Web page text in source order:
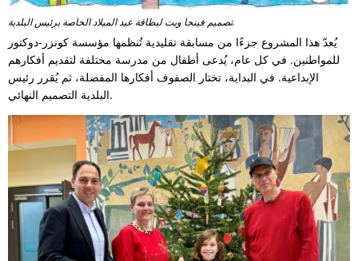
تصميم فينجا ويت لبطاقة عيد الميلاد الخاصة برئيس البلدية.
يُعدّ هذا المشروع جزءًا من مسابقة تقليدية تُنظمها مؤسسة كونزر-دوكتور
للمواطنين. في كل عام، يُدعى أطفال من مدرسة مختلفة لتقديم أفكارهم
الإبداعية. في البداية، تختار الصفوف أفكارها المفضلة، ثم يُقرر رئيس
البلدية التصميم النهائي.